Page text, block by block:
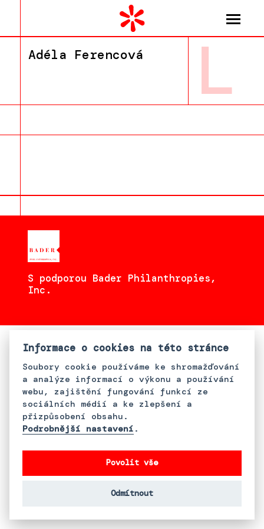
Adéla Ferencová L
S podporou Bader Philanthropies,
Inc.
Informace o cookies na této stránce
Soubory cookie používáme ke shromažďování
a analýze informací o výkonu a používání
webu, zajištění fungování funkcí ze
sociálních médií a ke zlepšení a
přizpůsobení obsahu.
Podrobnější nastavení .
Povolit vše
Odmítnout